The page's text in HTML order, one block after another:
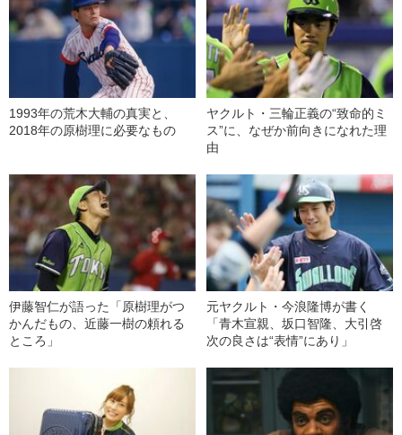
1993年の荒木大輔の真実と、
2018年の原樹理に必要なもの
ヤクルト・三輪正義の“致命的ミ
ス”に、なぜか前向きになれた理
由
伊藤智仁が語った「原樹理がつ
かんだもの、近藤一樹の頼れる
ところ」
元ヤクルト・今浪隆博が書く
「青木宣親、坂口智隆、大引啓
次の良さは“表情”にあり」